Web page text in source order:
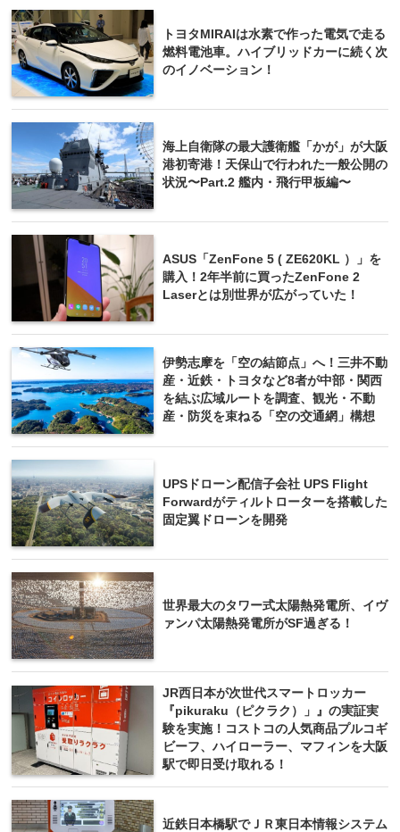
トヨタMIRAIは水素で作った電気で走る
燃料電池車。ハイブリッドカーに続く次
のイノベーション！
海上自衛隊の最大護衛艦「かが」が大阪
港初寄港！天保山で行われた一般公開の
状況〜Part.2 艦内・飛行甲板編〜
ASUS「ZenFone 5 ( ZE620KL ）」を
購入！2年半前に買ったZenFone 2
Laserとは別世界が広がっていた！
伊勢志摩を「空の結節点」へ！三井不動
産・近鉄・トヨタなど8者が中部・関西
を結ぶ広域ルートを調査、観光・不動
産・防災を束ねる「空の交通網」構想
UPSドローン配信子会社 UPS Flight
Forwardがティルトローターを搭載した
固定翼ドローンを開発
世界最大のタワー式太陽熱発電所、イヴ
ァンパ太陽熱発電所がSF過ぎる！
JR西日本が次世代スマートロッカー
『pikuraku（ピクラク）」』の実証実
験を実施！コストコの人気商品プルコギ
ビーフ、ハイローラー、マフィンを大阪
駅で即日受け取れる！
近鉄日本橋駅でＪＲ東日本情報システム